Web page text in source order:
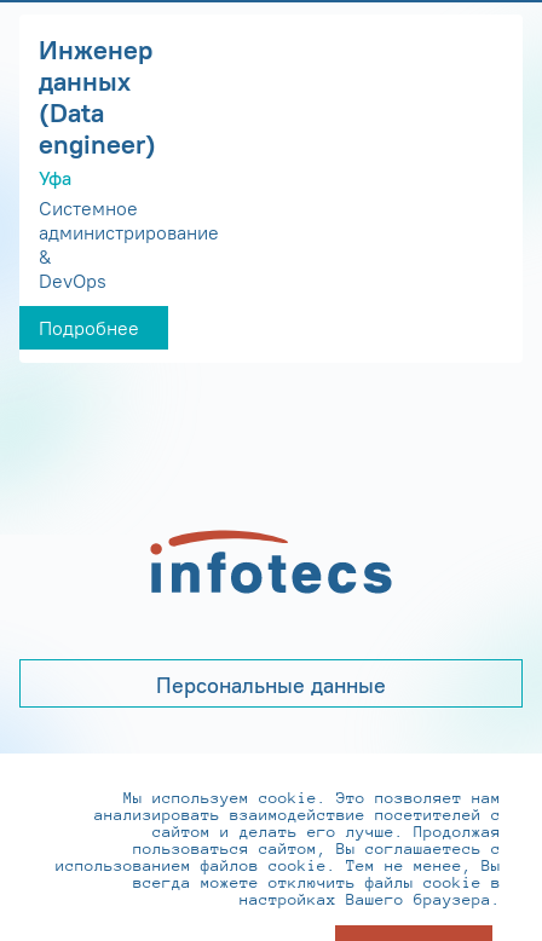
Инженер
данных
(Data
engineer)
Уфа
Системное
администрирование
&
DevOps
Подробнее
Персональные данные
+7 (495) 737-6192, 8-800-250-0-260
practice@infotecs.ru,hr@infotecs.ru
127273, г. Москва, Отрадная ул., 2Б строение 1
Мы используем cookie. Это позволяет нам
анализировать взаимодействие посетителей с
сайтом и делать его лучше. Продолжая
пользоваться сайтом, Вы соглашаетесь с
использованием файлов cookie. Тем не менее, Вы
всегда можете отключить файлы cookie в
настройках Вашего браузера.